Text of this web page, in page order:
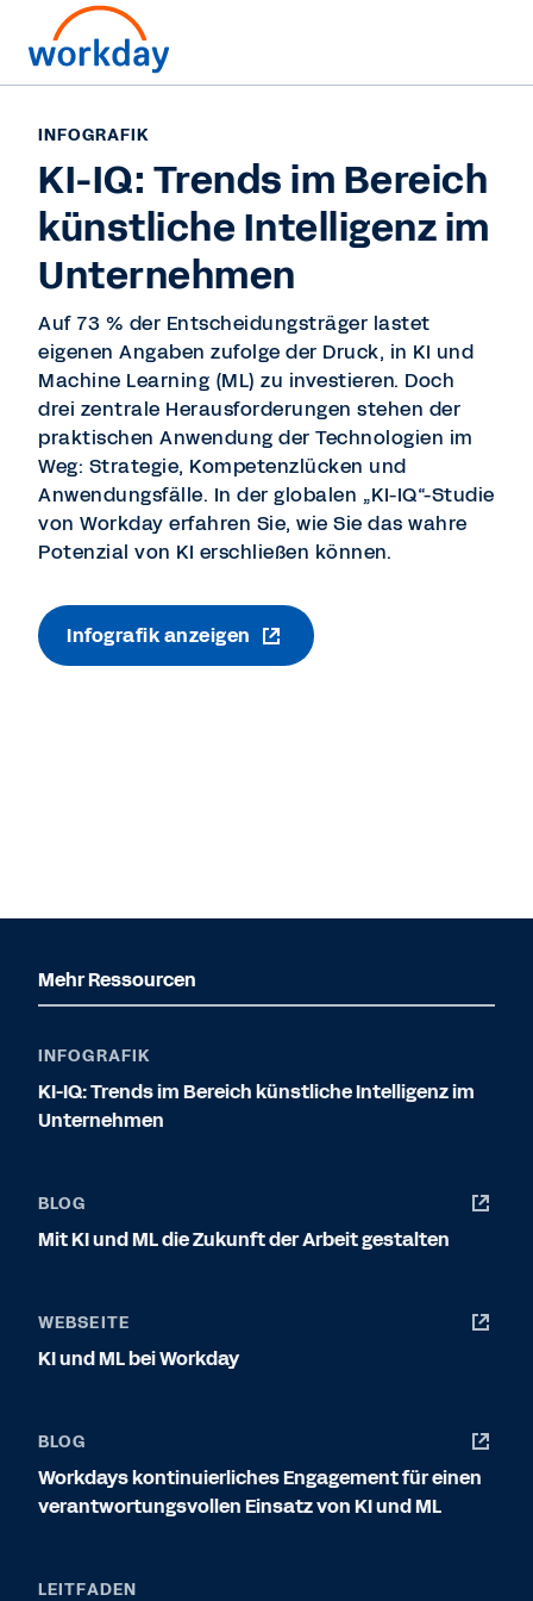
INFOGRAFIK
KI-IQ: Trends im Bereich
künstliche Intelligenz im
Unternehmen
Auf 73 % der Entscheidungsträger lastet
eigenen Angaben zufolge der Druck, in KI und
Machine Learning (ML) zu investieren. Doch
drei zentrale Herausforderungen stehen der
praktischen Anwendung der Technologien im
Weg: Strategie, Kompetenzlücken und
Anwendungsfälle. In der globalen „KI-IQ“-Studie
von Workday erfahren Sie, wie Sie das wahre
Potenzial von KI erschließen können.
Infografik anzeigen
Mehr Ressourcen
INFOGRAFIK
KI-IQ: Trends im Bereich künstliche Intelligenz im
Unternehmen
BLOG
Mit KI und ML die Zukunft der Arbeit gestalten
WEBSEITE
KI und ML bei Workday
BLOG
Workdays kontinuierliches Engagement für einen
verantwortungsvollen Einsatz von KI und ML
LEITFADEN